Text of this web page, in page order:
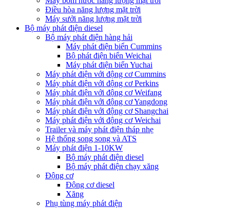
Điều hòa năng lượng mặt trời
Máy sưởi năng lượng mặt trời
Bộ máy phát điện diesel
Bộ máy phát điện hàng hải
Máy phát điện biển Cummins
Bộ phát điện biển Weichai
Máy phát điện biển Yuchai
Máy phát điện với động cơ Cummins
Máy phát điện với động cơ Perkins
Máy phát điện với động cơ Weifang
Máy phát điện với động cơ Yangdong
Máy phát điện với động cơ Shangchai
Máy phát điện với động cơ Weichai
Trailer và máy phát điện tháp nhẹ
Hệ thống song song và ATS
Máy phát điện 1-10KW
Bộ máy phát điện diesel
Bộ máy phát điện chạy xăng
Động cơ
Động cơ diesel
Xăng
Phụ tùng máy phát điện